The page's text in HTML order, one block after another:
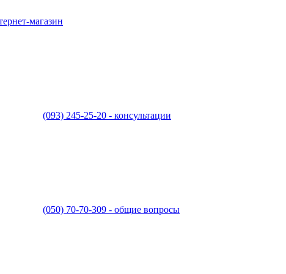
(093) 245-25-20 - консультации
(050) 70-70-309 - общие вопросы